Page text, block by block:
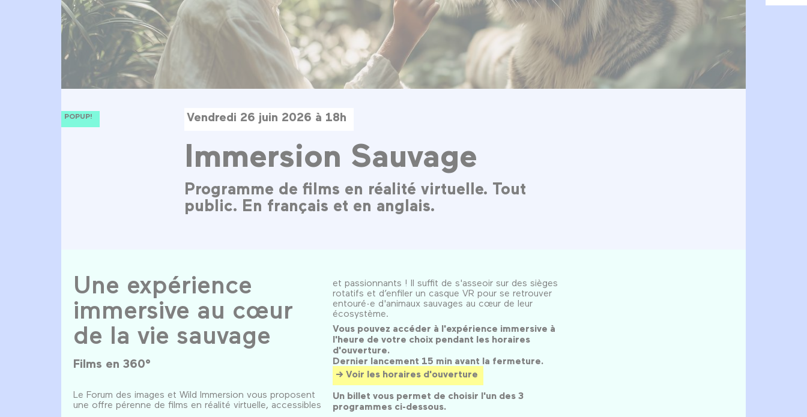
POPUP! Vendredi 26 juin 2026 à 18h
Immersion Sauvage
Programme de films en réalité virtuelle. Tout
public. En français et en anglais.
Une expérience
immersive au cœur
de la vie sauvage
Films en 360°
Le Forum des images et Wild Immersion vous proposent
une offre pérenne de films en réalité virtuelle, accessibles
et passionnants ! Il suffit de s'asseoir sur des sièges
rotatifs et d’enfiler un casque VR pour se retrouver
entouré·e d'animaux sauvages au cœur de leur
écosystème.
Vous pouvez accéder à l'expérience immersive à
l'heure de votre choix pendant les horaires
d'ouverture.
Dernier lancement 15 min avant la fermeture.
Voir les horaires d'ouverture
Un billet vous permet de choisir l'un des 3
programmes ci-dessous.